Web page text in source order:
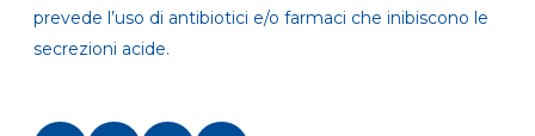
prevede l’uso di antibiotici e/o farmaci che inibiscono le
secrezioni acide.